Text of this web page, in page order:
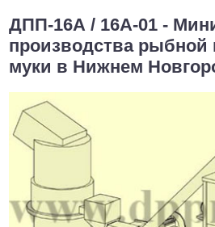
ДПП-16А / 16А-01 -
производства рыбной
муки в Нижнем